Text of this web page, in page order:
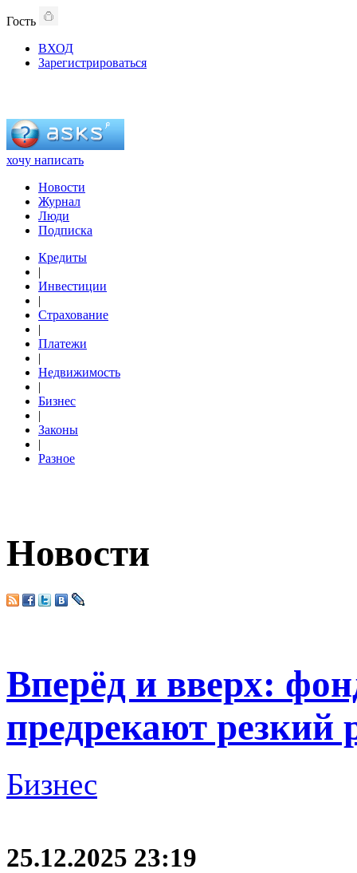
Гость
ВХОД
Зарегистрироваться
хочу написать
Новости
Журнал
Люди
Подписка
Кредиты
|
Инвестиции
|
Страхование
|
Платежи
|
Недвижимость
|
Бизнес
|
Законы
|
Разное
Новости
Вперёд и вверх:
предрекают резкий
Бизнес
25.12.2025 23:19